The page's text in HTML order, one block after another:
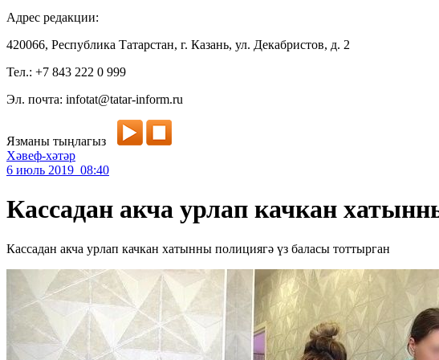
Адрес редакции:
420066, Республика Татарстан, г. Казань, ул. Декабристов, д. 2
Тел.: +7 843 222 0 999
Эл. почта: infotat@tatar-inform.ru
Язманы тыңлагыз
Хәвеф-хәтәр
6 июль 2019 08:40
Кассадан акча урлап качкан
Кассадан акча урлап качкан хатынны полициягә үз баласы тоттырган